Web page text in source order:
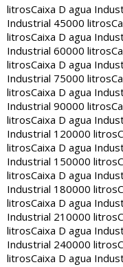
litrosCaixa D agua
Industrial 45000 litros
litrosCaixa D agua
Industrial 60000 litros
litrosCaixa D agua
Industrial 75000 litros
litrosCaixa D agua
Industrial 90000 litros
litrosCaixa D agua
Industrial 120000 litros
litrosCaixa D agua
Industrial 150000 litros
litrosCaixa D agua
Industrial 180000 litros
litrosCaixa D agua
Industrial 210000 litros
litrosCaixa D agua
Industrial 240000 litros
litrosCaixa D agua